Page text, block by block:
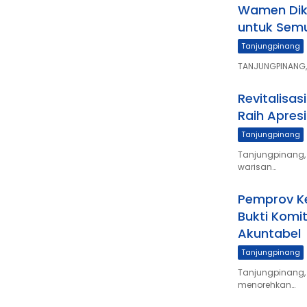
Wamen
untuk
Tanjungpinang
Raih
Tanjungpinang
warisan…
Pemprov
Bukti
Akuntabel
Tanjungpinang
Tanjungpinang,
menorehkan…